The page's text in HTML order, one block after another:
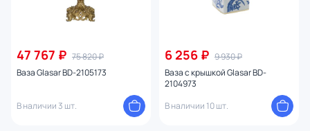
47 767 ₽ 75 820 ₽
Ваза Glasar BD-2105173
В наличии 3 шт.
6 256 ₽ 9 930 ₽
Ваза с крышкой Glasar BD-
2104973
В наличии 10 шт.